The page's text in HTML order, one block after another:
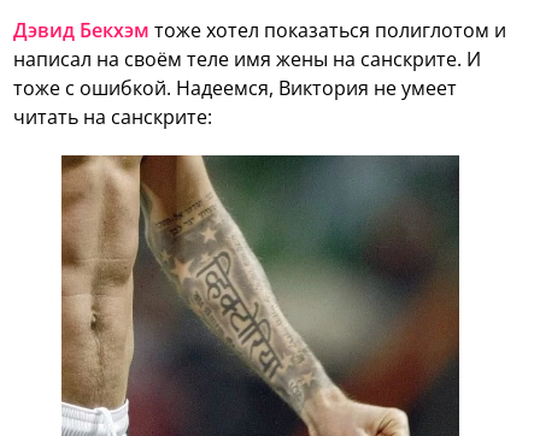
Дэвид Бекхэм тоже хотел показаться полиглотом и
написал на своём теле имя жены на санскрите. И
тоже с ошибкой. Надеемся, Виктория не умеет
читать на санскрите: